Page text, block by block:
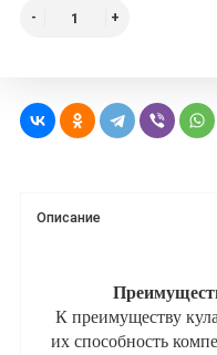
Описание
К преимуществу
их способность